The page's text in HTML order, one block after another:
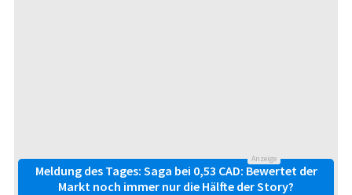
Anzeige
Meldung des Tages: Saga bei 0,53 CAD: Bewertet der
Markt noch immer nur die Hälfte der Story?